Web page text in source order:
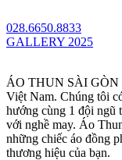
028.6650.8833
GALLERY 2025
ÁO THUN SÀI GÒN
Việt Nam. Chúng tôi
hướng cùng 1 đội ngũ
với nghề may. Áo
những chiếc áo đồng
thương hiệu của bạn.